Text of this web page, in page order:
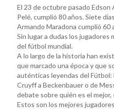
El 23 de octubre pasado
Pelé, cumplió 80 años. Siete
Armando Maradona cumplió 60
Sin lugar a dudas los jugadores
del fútbol mundial.
A lo largo de la historia han
que marcado una época y que
auténticas leyendas del Fútbol:
Cruyff a Beckenbauer o de
debate sobre quién es el
Estos son los mejores